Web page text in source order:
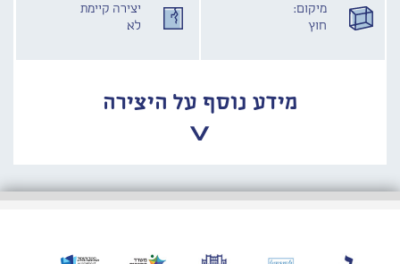
מיקום:
חוץ
יצירה קיימת
לא
מידע נוסף על היצירה